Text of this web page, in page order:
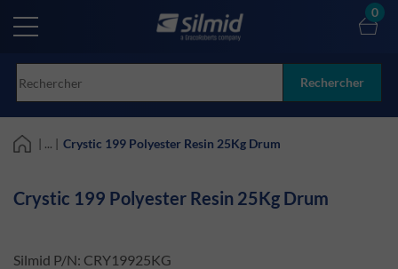
main
Rechercher
0
| ... | Crystic 199 Polyester Resin 25Kg Drum
Crystic 199 Polyester Resin 25Kg Drum
Silmid P/N: CRY19925KG